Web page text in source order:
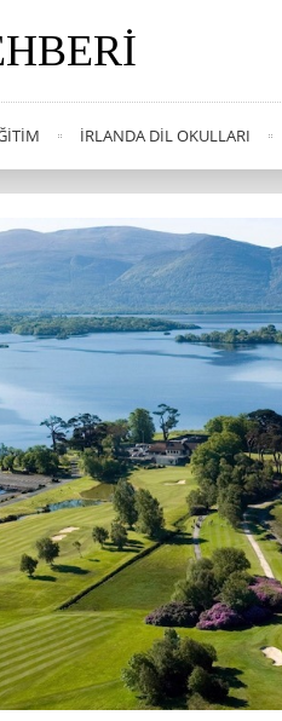
İRLANDA DIL OKULLARI